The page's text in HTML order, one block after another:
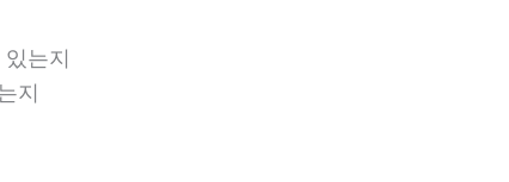
는지
지